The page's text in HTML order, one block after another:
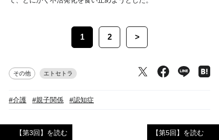
1 2 >
その他 エトセトラ
#介護 #親子関係 #認知症
【第3回】を読む 【第5回】を読む